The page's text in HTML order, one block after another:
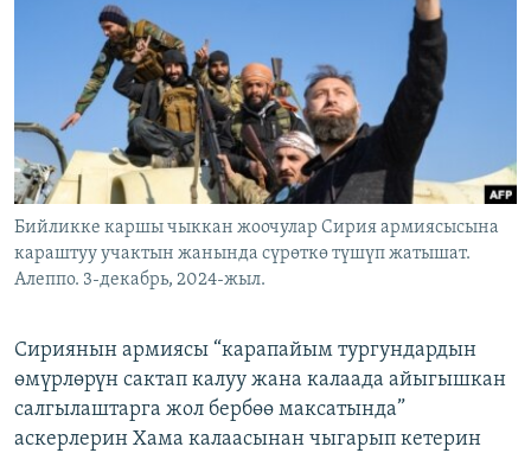
ЭЖЕ-СИҢДИЛЕР
АЗАТТЫК+
ЫҢГАЙСЫЗ СУРООЛОР
ОНЛАЙН ШЕРИНЕ
ЭЕ/АРнун бардык сайттары
Бийликке каршы чыккан жоочулар Сирия армиясысына
караштуу учактын жанында сүрөткө түшүп жатышат.
Алеппо. 3-декабрь, 2024-жыл.
Сириянын армиясы “карапайым тургундардын
өмүрлөрүн сактап калуу жана калаада айыгышкан
салгылаштарга жол бербөө максатында”
аскерлерин Хама калаасынан чыгарып кетерин